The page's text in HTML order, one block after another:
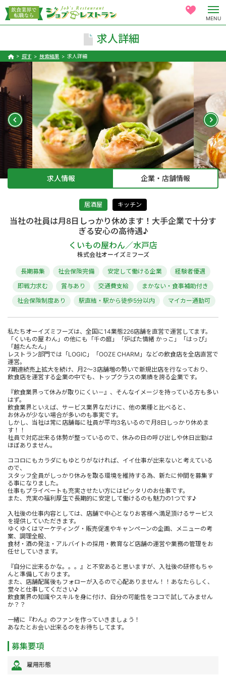
MENU
求人詳細
探す 検索結果 求人詳細
求人情報 企業・店舗情報
居酒屋 キッチン
当社の社員は月8日しっかり休めます！大手企業で十分す
ぎる安心の高待遇♪
くいもの屋わん／水戸店
株式会社オーイズミフーズ
長期募集 社会保険完備 安定して働ける企業
経験者優遇
即戦力求む
賞与あり 交通費支給
まかない・食事補助付き
社会保険制度あり
駅直結・駅から徒歩5分以内 マイカー通勤可
私たちオーイズミフーズは、全国に14業態226店舗を直営で運営してます。
「くいもの屋 わん」の他にも「千の庭」「炉ばた情緒 かっこ」「はっぴ」
「越たんたん」
レストラン部門では「LOGIC」「OOZE CHARM」などの飲食店を全店直営で
運営。
7期連続売上拡大を続け、月2～3店舗増の勢いで新規出店を行なっており、
飲食店を運営する企業の中でも、トップクラスの業績を誇る企業です。
『飲食業界って休みが取りにくい－』、そんなイメージを持っている方も多い
はず。
飲食業界といえば、サービス業界なだけに、他の業種と比べると、
お休みが少ない場合が多いのも事実です。
しかし、当社は常に店舗毎に社員が平均3名いるので月8日しっかり休めま
す！！
社員で対応出来る体勢が整っているので、休みの日の呼び出しや休日出勤は
ほぼありません。
ココロにもカラダにもゆとりがなければ、イイ仕事が出来ないと考えている
ので、
スタッフ全員がしっかり休みを取る環境を維持する為、新たに仲間を募集す
る事になりました。
仕事もプライベートも充実させたい方にはピッタリのお仕事です。
また、充実の福利厚生で長期的に安定して働けるのも魅力の1つです♪
入社後の仕事内容としては、店舗で中心となりお客様へ満足頂けるサービス
を提供していただきます。
ゆくゆくはマーケティング・販売促進やキャンペーンの企画、メニューの考
案、調理全般、
食材・酒の発注・アルバイトの採用・教育など店舗の運営や業務の管理をお
任せしていきます。
『自分に出来るかな。。。』と不安あると思いますが、入社後の研修もちゃ
んと準備しております。
また、店舗配属後もフォローが入るので心配ありません！！あなたらしく、
堂々と仕事してください♪
飲食業界の知識やスキルを身に付け、自分の可能性をココで試してみません
か？？
一緒に『わん』のファンを作っていきましょう！
あなたとお会い出来るのをお待ちしてます。
募集要項
雇用形態